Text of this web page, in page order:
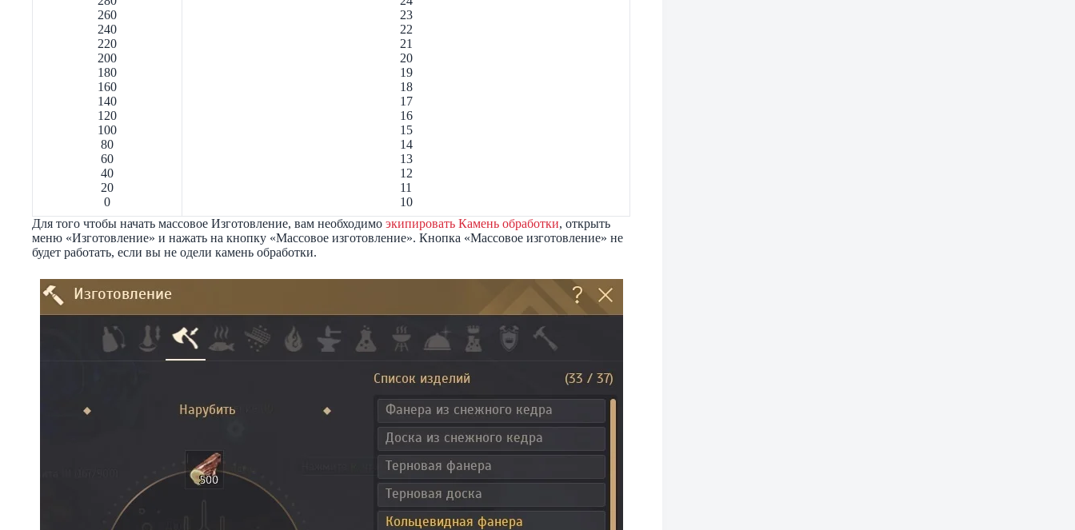
260
240
220
200
180
160
140
120
100
80
60
40
20
0
23
22
21
20
19
18
17
16
15
14
13
12
11
10
Для того чтобы начать массовое Изготовление, вам необходимо экипировать Камень обработки, открыть
меню «Изготовление» и нажать на кнопку «Массовое изготовление». Кнопка «Массовое изготовление» не
будет работать, если вы не одели камень обработки.